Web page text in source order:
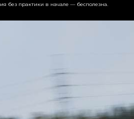
без практики в начале — бесполезна.